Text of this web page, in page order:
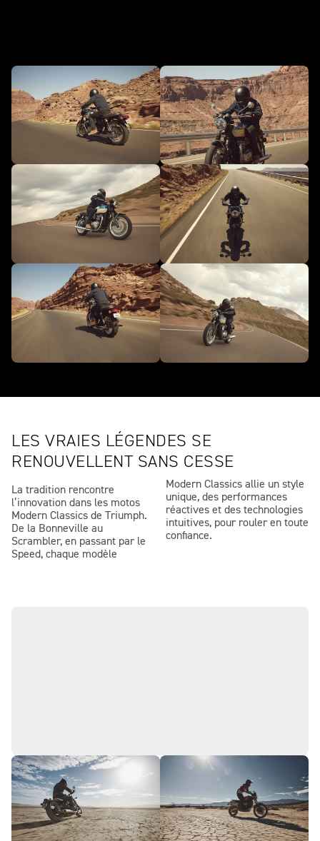
LES VRAIES LÉGENDES SE
RENOUVELLENT SANS CESSE
La tradition rencontre
l’innovation dans les motos
Modern Classics de Triumph.
De la Bonneville au
Scrambler, en passant par le
Speed, chaque modèle
Modern Classics allie un style
unique, des performances
réactives et des technologies
intuitives, pour rouler en toute
confiance.